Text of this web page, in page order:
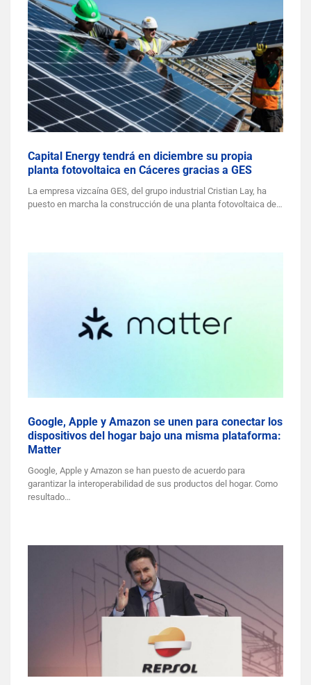
Capital Energy tendrá en diciembre su propia
planta fotovoltaica en Cáceres gracias a GES
La empresa vizcaína GES, del grupo industrial Cristian Lay, ha
puesto en marcha la construcción de una planta fotovoltaica de…
Google, Apple y Amazon se unen para conectar los
dispositivos del hogar bajo una misma plataforma:
Matter
Google, Apple y Amazon se han puesto de acuerdo para
garantizar la interoperabilidad de sus productos del hogar. Como
resultado…